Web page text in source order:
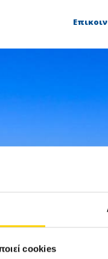
cookies